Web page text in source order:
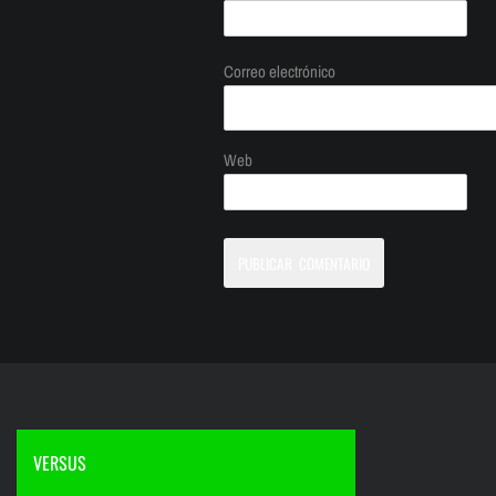
Correo electrónico
Web
VERSUS